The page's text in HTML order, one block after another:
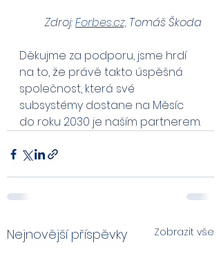
Zdroj: Forbes.cz, Tomáš Škoda
Děkujme za podporu, jsme hrdí
na to, že právě takto úspěšná
společnost, která své
subsystémy dostane na Měsíc
do roku 2030 je naším partnerem.
Nejnovější příspěvky Zobrazit vše